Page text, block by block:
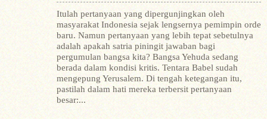
Itulah pertanyaan yang dipergunjingkan oleh
masyarakat Indonesia sejak lengsernya pemimpin orde
baru. Namun pertanyaan yang lebih tepat sebetulnya
adalah apakah satria piningit jawaban bagi
pergumulan bangsa kita? Bangsa Yehuda sedang
berada dalam kondisi kritis. Tentara Babel sudah
mengepung Yerusalem. Di tengah ketegangan itu,
pastilah dalam hati mereka terbersit pertanyaan
besar:...